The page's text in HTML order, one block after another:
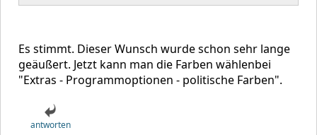
Es stimmt. Dieser Wunsch wurde schon sehr lange
geäußert. Jetzt kann man die Farben wählenbei
"Extras - Programmoptionen - politische Farben".
antworten